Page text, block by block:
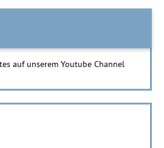
auf unserem Youtube Channel